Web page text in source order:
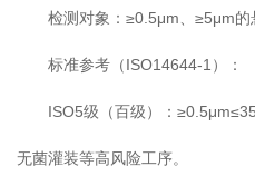
检测对象：≥0.5μm、≥5μm的
标准参考（ISO14644-1）：
ISO5级（百级）：
无菌灌装等高风险工序。